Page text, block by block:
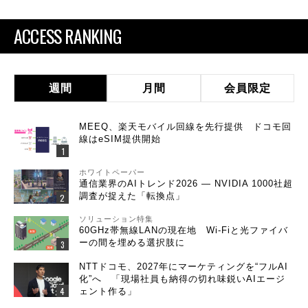
ACCESS RANKING
週間 月間 会員限定
MEEQ、楽天モバイル回線を先行提供 ドコモ回
線はeSIM提供開始
ホワイトペーパー
通信業界のAIトレンド2026 ― NVIDIA 1000社超
調査が捉えた「転換点」
ソリューション特集
60GHz帯無線LANの現在地 Wi-Fiと光ファイバ
ーの間を埋める選択肢に
NTTドコモ、2027年にマーケティングを“フルAI
化”へ 「現場社員も納得の切れ味鋭いAIエージ
ェント作る」